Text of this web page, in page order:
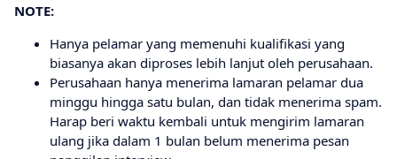
NOTE:
Hanya pelamar yang memenuhi kualifikasi yang
biasanya akan diproses lebih lanjut oleh perusahaan.
Perusahaan hanya menerima lamaran pelamar dua
minggu hingga satu bulan, dan tidak menerima spam.
Harap beri waktu kembali untuk mengirim lamaran
ulang jika dalam 1 bulan belum menerima pesan